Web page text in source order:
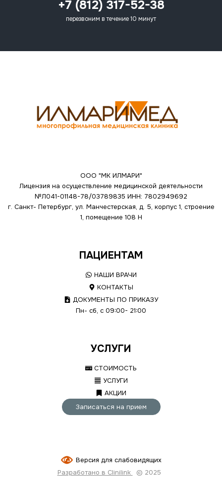
+7 (812) 317-52-38
перезвоним в течение 10 минут
ООО "МК ИЛМАРИ"
Лицензия на осуществление медицинской деятельности
№Л041-01148-78/03789835 ИНН: 7802949692
г. Санкт- Петербург, ул. Манчестерская, д. 5, корпус 1, строение
1, помещение 108 Н
ПАЦИЕНТАМ
НАШИ ВРАЧИ
КОНТАКТЫ
ДОКУМЕНТЫ ПО ПРИКАЗУ
Пн- сб, с 09:00- 21:00
УСЛУГИ
СТОИМОСТЬ
УСЛУГИ
АКЦИИ
Записаться на прием
Версия для слабовидящих
Разработано в Clinilink
© 2025